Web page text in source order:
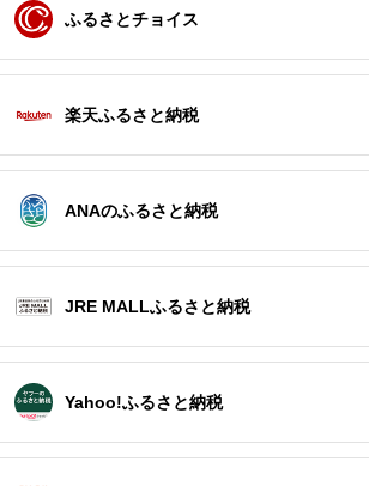
月1日より価格改
活管理温・湿度
12,000
リズム 大風量2重反転
ファン搭載卓上ファン
ラー選択可＞
12,000
Circulator ラ
レー 【
ふるさとチョイス
楽天ふるさと納税
ANAのふるさと納税
JRE MALLふるさと納税
Yahoo!ふるさと納税